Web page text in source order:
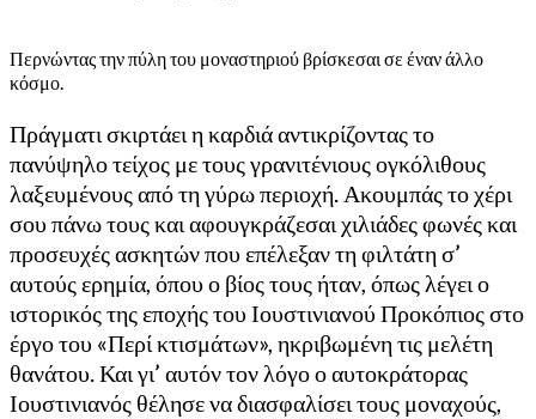
Περνώντας την πύλη του μοναστηριού βρίσκεσαι σε έναν άλλο
κόσμο.
Πράγματι σκιρτάει η καρδιά αντικρίζοντας το
πανύψηλο τείχος με τους γρανιτένιους ογκόλιθους
λαξευμένους από τη γύρω περιοχή. Ακουμπάς το χέρι
σου πάνω τους και αφουγκράζεσαι χιλιάδες φωνές και
προσευχές ασκητών που επέλεξαν τη φιλτάτη σ’
αυτούς ερημία, όπου ο βίος τους ήταν, όπως λέγει ο
ιστορικός της εποχής του Ιουστινιανού Προκόπιος στο
έργο του «Περί κτισμάτων», ηκριβωμένη τις μελέτη
θανάτου. Και γι’ αυτόν τον λόγο ο αυτοκράτορας
Ιουστινιανός θέλησε να διασφαλίσει τους μοναχούς,